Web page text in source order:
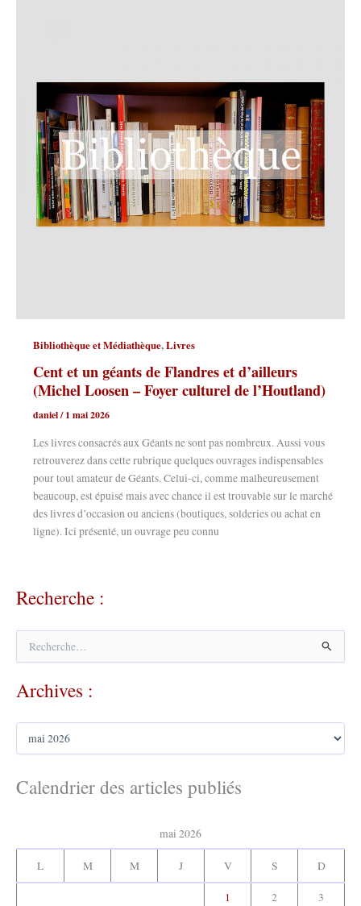
Bibliothèque et Médiathèque,Livres
Cent et un géants de Flandres et d’ailleurs
(Michel Loosen – Foyer culturel de l’Houtland)
daniel/1 mai 2026
Les livres consacrés aux Géants ne sont pas nombreux. Aussi vous
retrouverez dans cette rubrique quelques ouvrages indispensables
pour tout amateur de Géants. Celui-ci, comme malheureusement
beaucoup, est épuisé mais avec chance il est trouvable sur le marché
des livres d’occasion ou anciens (boutiques, solderies ou achat en
ligne). Ici présenté, un ouvrage peu connu
Recherche :
h
e
h
r
Archives :
A
h
iCalendrier des articles publiés
mai 2026
L M M J V S D
1 2
3